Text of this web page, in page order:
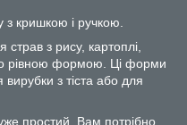
кришкою і ручкою.
з рису, картоплі,
рівною формою. Ці форми
з тіста або для
простий. Вам потрібно